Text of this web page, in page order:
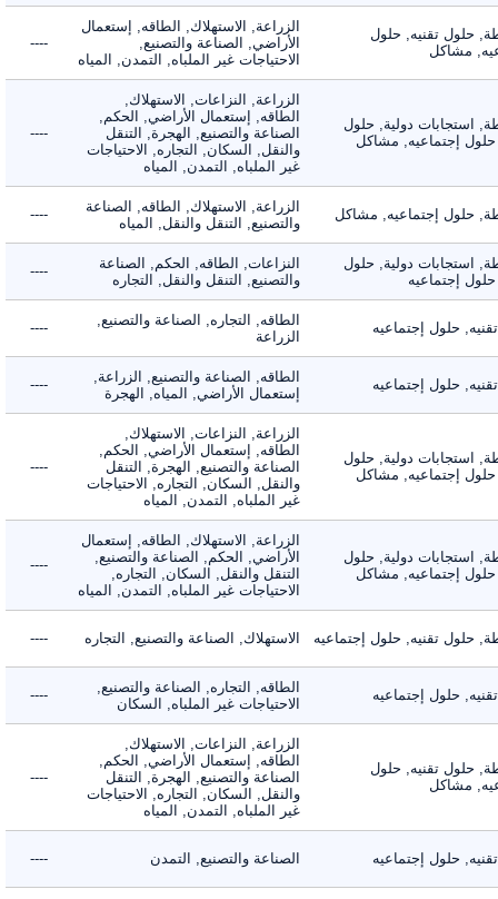
حلول تقنيه, حلول
مشاكل
الزراعة, الاستهلاك, الطاقه, إستعمال
الأراضي, الصناعة والتصنيع,
الاحتياجات غير الملباه, التمدن, المياه
----
استجابات دولية, حلول
إجتماعيه, مشاكل
الزراعة, النزاعات, الاستهلاك,
الطاقه, إستعمال الأراضي, الحكم,
الصناعة والتصنيع, الهجرة, التنقل
والنقل, السكان, التجاره, الاحتياجات
غير الملباه, التمدن, المياه
----
حلول إجتماعيه, مشاكل
الزراعة, الاستهلاك, الطاقه, الصناعة
والتصنيع, التنقل والنقل, المياه
----
استجابات دولية, حلول
إجتماعيه
النزاعات, الطاقه, الحكم, الصناعة
والتصنيع, التنقل والنقل, التجاره
----
حلول إجتماعيه
الطاقه, التجاره, الصناعة والتصنيع,
الزراعة
----
حلول إجتماعيه
الطاقه, الصناعة والتصنيع, الزراعة,
إستعمال الأراضي, المياه, الهجرة
----
استجابات دولية, حلول
إجتماعيه, مشاكل
الزراعة, النزاعات, الاستهلاك,
الطاقه, إستعمال الأراضي, الحكم,
الصناعة والتصنيع, الهجرة, التنقل
والنقل, السكان, التجاره, الاحتياجات
غير الملباه, التمدن, المياه
----
استجابات دولية, حلول
إجتماعيه, مشاكل
الزراعة, الاستهلاك, الطاقه, إستعمال
الأراضي, الحكم, الصناعة والتصنيع,
التنقل والنقل, السكان, التجاره,
الاحتياجات غير الملباه, التمدن, المياه
----
حلول تقنيه, حلول إجتماعيه الاستهلاك, الصناعة والتصنيع, التجاره ----
حلول إجتماعيه
الطاقه, التجاره, الصناعة والتصنيع,
الاحتياجات غير الملباه, السكان
----
حلول تقنيه, حلول
مشاكل
الزراعة, النزاعات, الاستهلاك,
الطاقه, إستعمال الأراضي, الحكم,
الصناعة والتصنيع, الهجرة, التنقل
والنقل, السكان, التجاره, الاحتياجات
غير الملباه, التمدن, المياه
----
حلول إجتماعيه الصناعة والتصنيع, التمدن ----